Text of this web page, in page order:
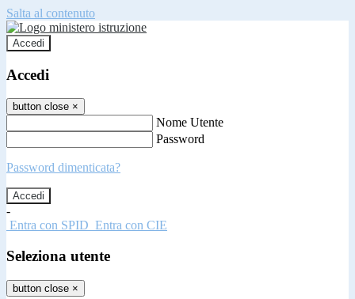
Salta al contenuto
Accedi
Accedi
button close ×
Nome Utente
Password
Password dimenticata?
-
Entra con SPID Entra con CIE
Seleziona utente
button close ×